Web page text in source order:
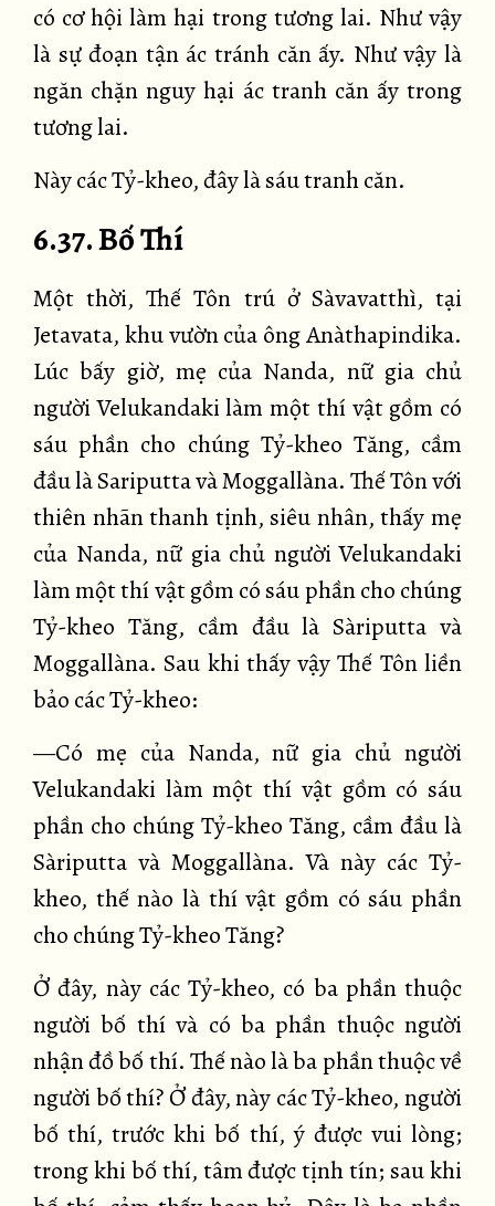
có cơ hội làm hại trong tương lai. Như vậy
là sự đoạn tận ác tránh căn ấy. Như vậy là
ngăn chặn nguy hại ác tranh căn ấy trong
tương lai.
Này các Tỷ-kheo, đây là sáu tranh căn.
6.37. Bố Thí
Một thời, Thế Tôn trú ở Sàvavatthì, tại
Jetavata, khu vườn của ông Anàthapindika.
Lúc bấy giờ, mẹ của Nanda, nữ gia chủ
người Velukandaki làm một thí vật gồm có
sáu phần cho chúng Tỷ-kheo Tăng, cầm
đầu là Sariputta và Moggallàna. Thế Tôn với
thiên nhãn thanh tịnh, siêu nhân, thấy mẹ
của Nanda, nữ gia chủ người Velukandaki
làm một thí vật gồm có sáu phần cho chúng
Tỷ-kheo Tăng, cầm đầu là Sàriputta và
Moggallàna. Sau khi thấy vậy Thế Tôn liền
bảo các Tỷ-kheo:
—Có mẹ của Nanda, nữ gia chủ người
Velukandaki làm một thí vật gồm có sáu
phần cho chúng Tỷ-kheo Tăng, cầm đầu là
Sàriputta và Moggallàna. Và này các Tỷ-
kheo, thế nào là thí vật gồm có sáu phần
cho chúng Tỷ-kheo Tăng?
Ở đây, này các Tỷ-kheo, có ba phần thuộc
người bố thí và có ba phần thuộc người
nhận đồ bố thí. Thế nào là ba phần thuộc về
người bố thí? Ở đây, này các Tỷ-kheo, người
bố thí, trước khi bố thí, ý được vui lòng;
trong khi bố thí, tâm được tịnh tín; sau khi